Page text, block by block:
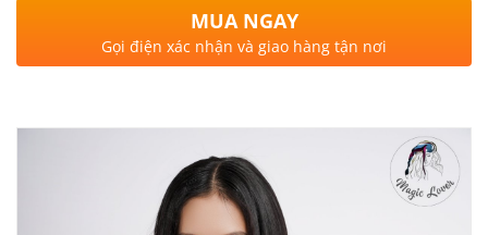
MUA NGAY
Gọi điện xác nhận và giao hàng tận nơi